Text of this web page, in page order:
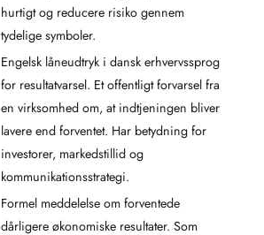
hurtigt og reducere risiko gennem
tydelige symboler.
Engelsk låneudtryk i dansk erhvervssprog
for resultatvarsel. Et offentligt forvarsel fra
en virksomhed om, at indtjeningen bliver
lavere end forventet. Har betydning for
investorer, markedstillid og
kommunikationsstrategi.
Formel meddelelse om forventede
dårligere økonomiske resultater. Som